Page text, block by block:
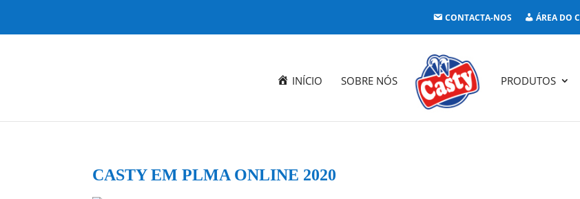
CONTACTA-NOS ÁREA DO
INÍCIO SOBRE NÓS PRODUTOS
CASTY EM PLMA ONLINE 2020